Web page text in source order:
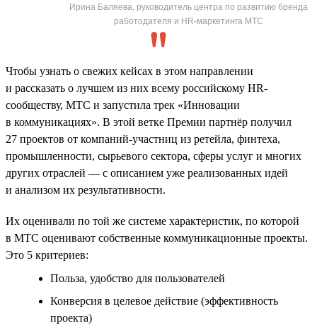
Ирина Баляева, руководитель центра по развитию бренда
работодателя и HR-маркетинга МТС
Чтобы узнать о свежих кейсах в этом направлении
и рассказать о лучшем из них всему российскому HR-
сообществу, МТС и запустила трек «Инновации
в коммуникациях». В этой ветке Премии партнёр получил
27 проектов от компаний-участниц из ретейла, финтеха,
промышленности, сырьевого сектора, сферы услуг и многих
других отраслей — с описанием уже реализованных идей
и анализом их результативности.
Их оценивали по той же системе характеристик, по которой
в МТС оценивают собственные коммуникационные проекты.
Это 5 критериев:
Польза, удобство для пользователей
Конверсия в целевое действие (эффективность
проекта)